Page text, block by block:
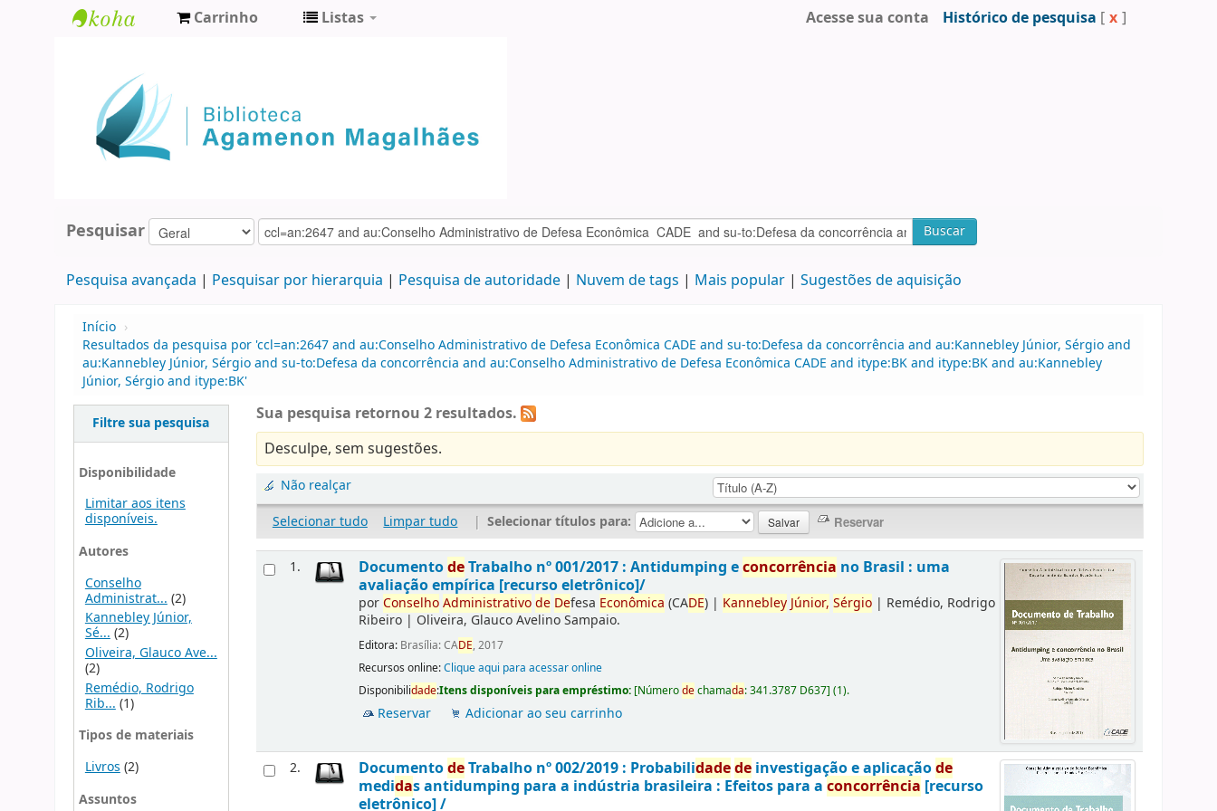
Agamenon
Magalhães
Carrinho Listas Acesse sua conta Histórico de pesquisa [ x ]
Pesquisar Buscar
Pesquisa avançada Pesquisar por hierarquia Pesquisa de autoridade Nuvem de tags Mais popular Sugestões de aquisição
Início ›
Resultados da pesquisa por 'ccl=an:2647 and au:Conselho Administrativo de Defesa Econômica CADE and su-to:Defesa da concorrência and au:Kannebley Júnior, Sérgio and
au:Kannebley Júnior, Sérgio and su-to:Defesa da concorrência and au:Conselho Administrativo de Defesa Econômica CADE and itype:BK and itype:BK and au:Kannebley
Júnior, Sérgio and itype:BK'
Filtre sua pesquisa
Disponibilidade
Limitar aos itens
disponíveis.
Autores
Conselho
Administrat... (2)
Kannebley Júnior,
Sé...(2)
Oliveira, Glauco Ave...
(2)
Remédio, Rodrigo
Rib... (1)
Tipos de materiais
Livros (2)
Assuntos
Sua pesquisa retornou 2 resultados.
Desculpe, sem sugestões.
Não realçar
Selecionar tudo
Limpar tudo | Selecionar títulos para:
1. DocumentodeTrabalho nº 001/2017 : Antidumping econcorrência no Brasil : uma
avaliação empírica [recurso eletrônico]/
porConselhoAdministrativode Defesa Econômica (CADE) | KannebleyJúnior, Sérgio | Remédio, Rodrigo
Ribeiro | Oliveira, Glauco Avelino Sampaio.
Editora: Brasília: CADE, 2017
Recursos online:Clique aqui para acessar online
Disponibilidade:Itens disponíveis para empréstimo: [Númerodechamada:341.3787 D637](1).
Reservar Adicionar ao seu carrinho
2. DocumentodeTrabalho nº 002/2019 : Probabilidadede investigação e aplicaçãode
medidas antidumping para a indústria brasileira : Efeitos para aconcorrência [recurso
eletrônico] /